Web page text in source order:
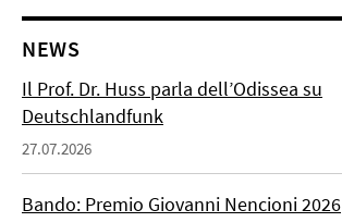
NEWS
Il Prof. Dr. Huss parla dell’Odissea su
Deutschlandfunk
27.07.2026
Bando: Premio Giovanni Nencioni 2026